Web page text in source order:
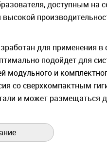
доступным на
высокой
для применения в
подойдет для
модульного и
со сверхкомпактным
и может размещаться
Promass E
эксплуатации и